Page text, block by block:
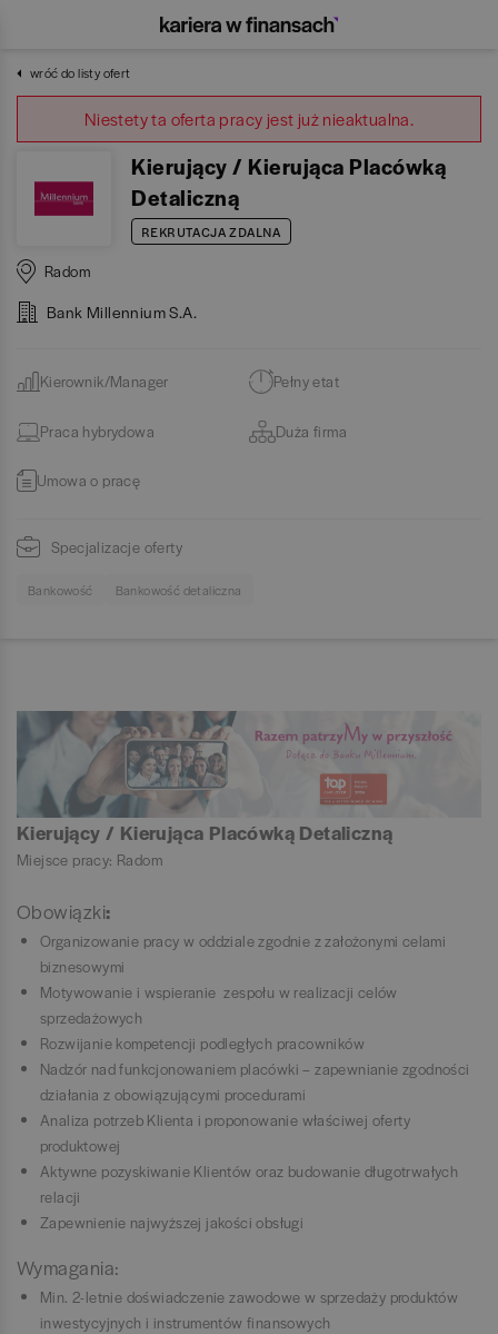
wróć do listy ofert
Niestety ta oferta pracy jest już nieaktualna.
Kierujący / Kierująca Placówką
Detaliczną
REKRUTACJA ZDALNA
Radom
Bank Millennium S.A.
Kierownik/Manager Pełny etat
Praca hybrydowa Duża firma
Umowa o pracę
Specjalizacje oferty
Bankowość Bankowość detaliczna
Kierujący / Kierująca Placówką Detaliczną
Miejsce pracy: Radom
Obowiązki:
Organizowanie pracy w oddziale zgodnie z założonymi celami
biznesowymi
Motywowanie i wspieranie zespołu w realizacji celów
sprzedażowych
Rozwijanie kompetencji podległych pracowników
Nadzór nad funkcjonowaniem placówki – zapewnianie zgodności
działania z obowiązującymi procedurami
Analiza potrzeb Klienta i proponowanie właściwej oferty
produktowej
Aktywne pozyskiwanie Klientów oraz budowanie długotrwałych
relacji
Zapewnienie najwyższej jakości obsługi
Wymagania:
Min. 2-letnie doświadczenie zawodowe w sprzedaży produktów
inwestycyjnych i instrumentów finansowych